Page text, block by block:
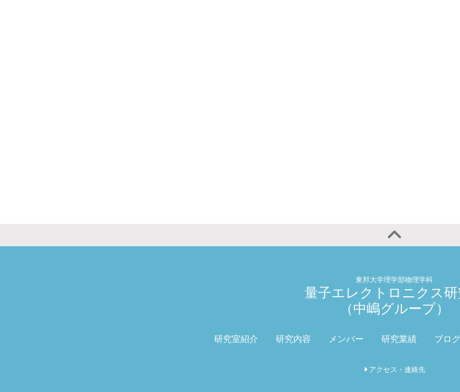
東邦大学理学部物理学科
量子エレクトロニクス研
（中嶋グループ）
研究室紹介 研究内容 メンバー 研究業績 ブログ
アクセス・連絡先